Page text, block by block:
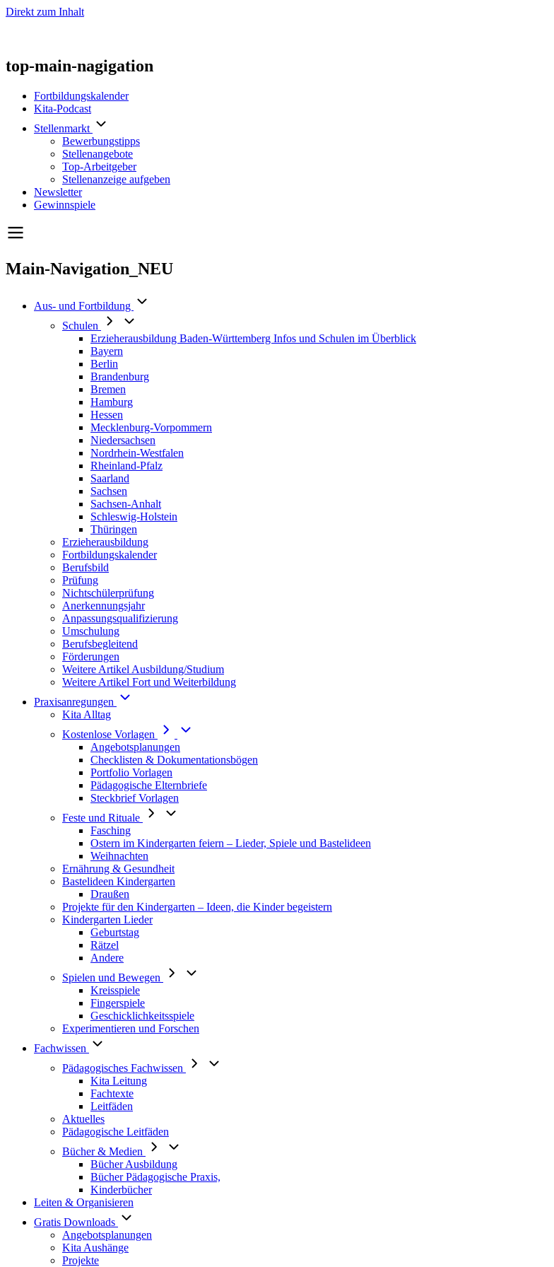
Direkt zum Inhalt
top-main-nagigation
Fortbildungskalender
Kita-Podcast
Stellenmarkt
Bewerbungstipps
Stellenangebote
Top-Arbeitgeber
Stellenanzeige aufgeben
Newsletter
Gewinnspiele
Main-Navigation_NEU
Aus- und Fortbildung
Schulen
Erzieherausbildung Baden-Württemberg Infos und Schulen im Überblick
Bayern
Berlin
Brandenburg
Bremen
Hamburg
Hessen
Mecklenburg-Vorpommern
Niedersachsen
Nordrhein-Westfalen
Rheinland-Pfalz
Saarland
Sachsen
Sachsen-Anhalt
Schleswig-Holstein
Thüringen
Erzieherausbildung
Fortbildungskalender
Berufsbild
Prüfung
Nichtschülerprüfung
Anerkennungsjahr
Anpassungsqualifizierung
Umschulung
Berufsbegleitend
Förderungen
Weitere Artikel Ausbildung/Studium
Weitere Artikel Fort und Weiterbildung
Praxisanregungen
Kita Alltag
Kostenlose Vorlagen
Angebotsplanungen
Checklisten & Dokumentationsbögen
Portfolio Vorlagen
Pädagogische Elternbriefe
Steckbrief Vorlagen
Feste und Rituale
Fasching
Ostern im Kindergarten feiern – Lieder, Spiele und Bastelideen
Weihnachten
Ernährung & Gesundheit
Bastelideen Kindergarten
Draußen
Projekte für den Kindergarten – Ideen, die Kinder begeistern
Kindergarten Lieder
Geburtstag
Rätzel
Andere
Spielen und Bewegen
Kreisspiele
Fingerspiele
Geschicklichkeitsspiele
Experimentieren und Forschen
Fachwissen
Pädagogisches Fachwissen
Kita Leitung
Fachtexte
Leitfäden
Aktuelles
Pädagogische Leitfäden
Bücher & Medien
Bücher Ausbildung
Bücher Pädagogische Praxis,
Kinderbücher
Leiten & Organisieren
Gratis Downloads
Angebotsplanungen
Kita Aushänge
Projekte